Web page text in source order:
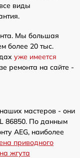
виды
Мы большая
более 20 тыс.
уже имеется
ремонта на сайте -
мастеров - они
86850. По данным
AEG, наиболее
приводного
жгута